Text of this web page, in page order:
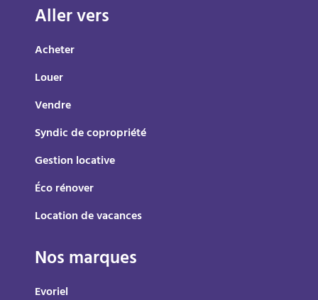
Aller vers
Acheter
Louer
Vendre
Syndic de copropriété
Gestion locative
Éco rénover
Location de vacances
Nos marques
Evoriel